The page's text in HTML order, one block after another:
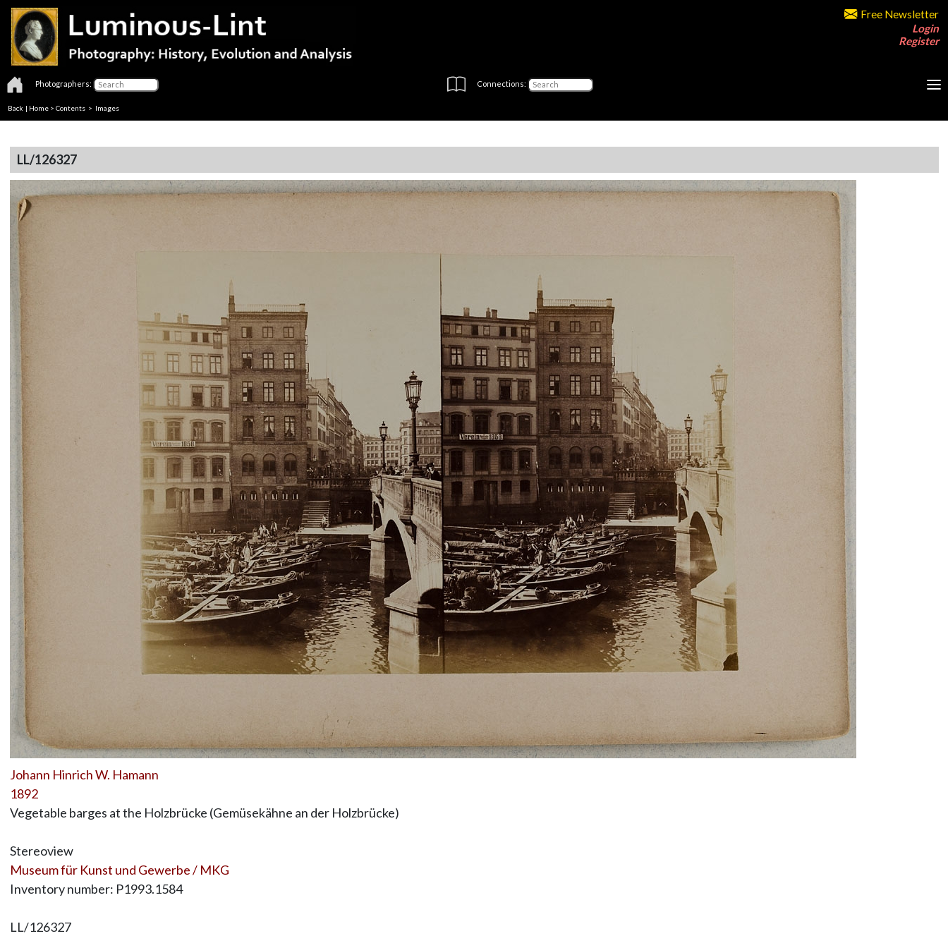
Free Newsletter
Login
Register
Photographers: Connections:
Back | Home > Contents > Images
LL/126327
Johann Hinrich W. Hamann
1892
Vegetable barges at the Holzbrücke (Gemüsekähne an der Holzbrücke)
Stereoview
Museum für Kunst und Gewerbe / MKG
Inventory number: P1993.1584
LL/126327